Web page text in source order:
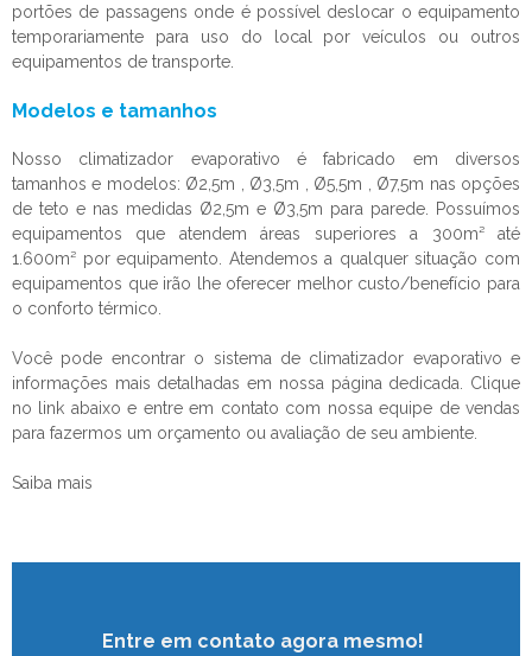
portões de passagens onde é possível deslocar o equipamento
temporariamente para uso do local por veículos ou outros
equipamentos de transporte.
Modelos e tamanhos
Nosso climatizador evaporativo é fabricado em diversos
tamanhos e modelos: Ø2,5m , Ø3,5m , Ø5,5m , Ø7,5m nas opções
de teto e nas medidas Ø2,5m e Ø3,5m para parede. Possuímos
equipamentos que atendem áreas superiores a 300m² até
1.600m² por equipamento. Atendemos a qualquer situação com
equipamentos que irão lhe oferecer melhor custo/benefício para
o conforto térmico.
Você pode encontrar o sistema de climatizador evaporativo e
informações mais detalhadas em nossa página dedicada. Clique
no link abaixo e entre em contato com nossa equipe de vendas
para fazermos um orçamento ou avaliação de seu ambiente.
Saiba mais
Entre em contato agora mesmo!